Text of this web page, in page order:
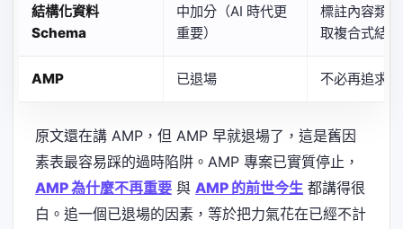
結構化資料
Schema
中加分（AI 時代更
重要）
標註內容類
取複合式結果
AMP 已退場 不必再追求
原文還在講 AMP，但 AMP 早就退場了，這是舊因
素表最容易踩的過時陷阱。AMP 專案已實質停止，
AMP 為什麼不再重要 與 AMP 的前世今生 都講得很
白。追一個已退場的因素，等於把力氣花在已經不計